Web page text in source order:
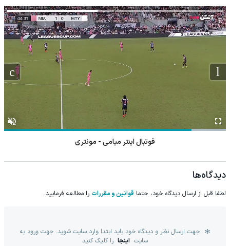
فوتبال اینتر میامی - مونتری
دیدگاه‌ها
لطفا قبل از ارسال دیدگاه خود، حتما قوانین و مقررات را مطالعه فرمایید.
جهت ارسال نظر و دیدگاه خود باید ابتدا وارد سایت شوید. جهت ورود به
سایت اینجا را کلیک کنید